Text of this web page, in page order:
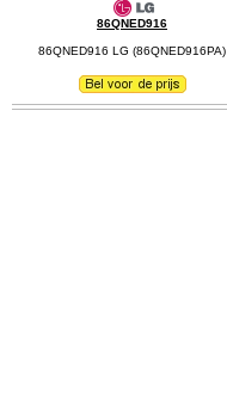
86QNED916
86QNED916 LG (86QNED916PA)